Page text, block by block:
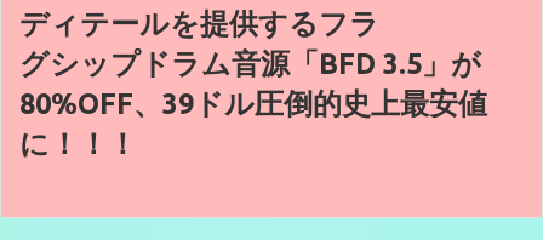
ディテールを提供するフラ
グシップドラム音源「BFD 3.5」が
80%OFF、39ドル圧倒的史上最安値
に！！！